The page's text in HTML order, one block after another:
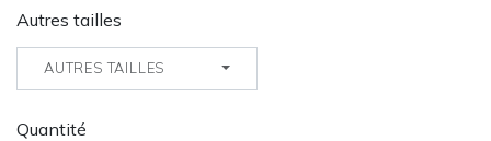
Autres tailles
AUTRES TAILLES
Quantité